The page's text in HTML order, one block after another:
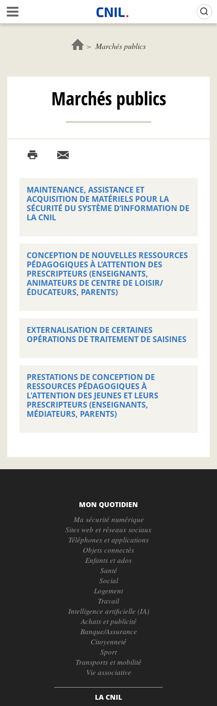
Aller
au
contenu
c
l
C
N
Marchés publics
Marchés publics
MAINTENANCE, ASSISTANCE ET
ACQUISITION DE MATÉRIELS POUR LA
SÉCURITÉ DU SYSTÈME D’INFORMATION DE
LA CNIL
CONCEPTION DE NOUVELLES RESSOURCES
PÉDAGOGIQUES À L’ATTENTION DES
PRESCRIPTEURS (ENSEIGNANTS,
ANIMATEURS DE CENTRE DE LOISIR/
ÉDUCATEURS, PARENTS)
EXTERNALISATION DE CERTAINES
OPÉRATIONS DE TRAITEMENT DE SAISINES
PRESTATIONS DE CONCEPTION DE
RESSOURCES PÉDAGOGIQUES À
L'ATTENTION DES JEUNES ET LEURS
PRESCRIPTEURS (ENSEIGNANTS,
MÉDIATEURS, PARENTS)
MON QUOTIDIEN
Ma sécurité numérique
Sites web et réseaux sociaux
Téléphones et applications
Objets connectés
Enfants et ados
Santé
Social
Logement
Travail
Intelligence artificielle (IA)
Achats et publicité
Banque/Assurance
Citoyenneté
Sport
Transports et mobilité
Vie associative
LA CNIL
Gestion de vos préférences sur les cookies (témoins de connexion)